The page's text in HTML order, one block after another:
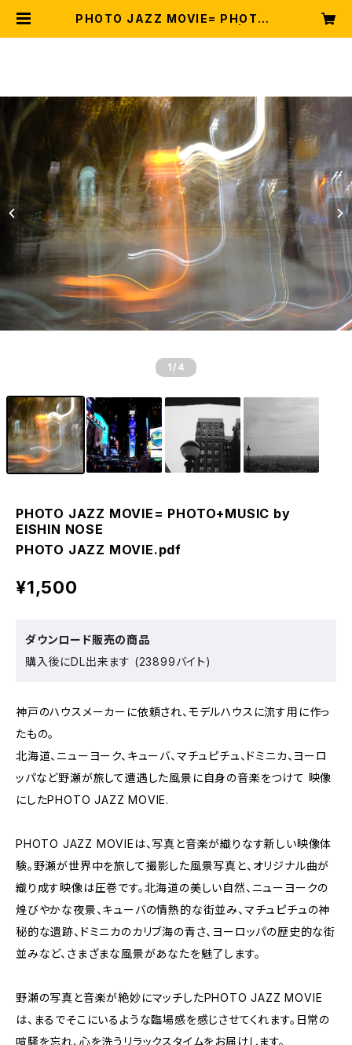
PHOTO JAZZ MOVIE= PHOTO+
1 /4
PHOTO JAZZ MOVIE= PHOTO+MUSIC by
EISHIN NOSE
PHOTO JAZZ MOVIE.pdf
¥1,500
ダウンロード販売の商品
購入後にDL出来ます (23899バイト)
神戸のハウスメーカーに依頼され、モデルハウスに流す用に作っ
たもの。
北海道、ニューヨーク、キューバ、マチュピチュ、ドミニカ、ヨーロ
ッパなど野瀬が旅して遭遇した風景に自身の音楽をつけて 映像
にしたPHOTO JAZZ MOVIE.
PHOTO JAZZ MOVIEは、写真と音楽が織りなす新しい映像体
験。野瀬が世界中を旅して撮影した風景写真と、オリジナル曲が
織り成す映像は圧巻です。北海道の美しい自然、ニューヨークの
煌びやかな夜景、キューバの情熱的な街並み、マチュピチュの神
秘的な遺跡、ドミニカのカリブ海の青さ、ヨーロッパの歴史的な街
並みなど、さまざまな風景があなたを魅了します。
野瀬の写真と音楽が絶妙にマッチしたPHOTO JAZZ MOVIE
は、まるでそこにいるような臨場感を感じさせてくれます。日常の
喧騒を忘れ、心を洗うリラックスタイムをお届けします。